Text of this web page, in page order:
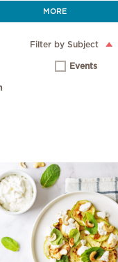
MORE
Filter by Subject
Events